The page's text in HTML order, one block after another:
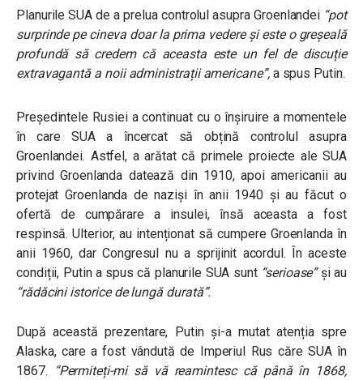
Planurile SUA de a prelua controlul asupra Groenlandei “pot
surprinde pe cineva doar la prima vedere și este o greșeală
profundă să credem că aceasta este un fel de discuție
extravagantă a noii administrații americane”,a spus Putin.
Președintele Rusiei a continuat cu o înșiruire a momentele
în care SUA a încercat să obțină controlul asupra
Groenlandei. Astfel, a arătat că primele proiecte ale SUA
privind Groenlanda datează din 1910, apoi americanii au
protejat Groenlanda de naziși în anii 1940 și au făcut o
ofertă de cumpărare a insulei, însă aceasta a fost
respinsă. Ulterior, au intenționat să cumpere Groenlanda în
anii 1960, dar Congresul nu a sprijinit acordul. În aceste
condiții, Putin a spus că planurile SUA sunt “serioase”și au
“rădăcini istorice de lungă durată”.
După această prezentare, Putin și-a mutat atenția spre
Alaska, care a fost vândută de Imperiul Rus căre SUA în
1867.
“Permiteți-mi să vă reamintesc că până în 1868,